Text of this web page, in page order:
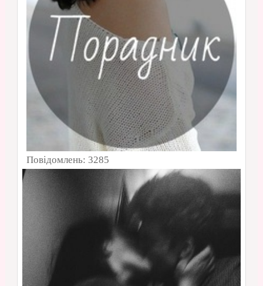
не бачу. Природньо думати про те, чи
буде та людина хорошим
батьком\матір’ю твоїх дітей і все-таки
будувати якісь плани. Хоча для
розуміння того кожному свій час
приходить)
А те що завтра може не настати і
треба любити кохану людину так ніби
то останній день-погоджуюсь)
Повідомлень: 3285